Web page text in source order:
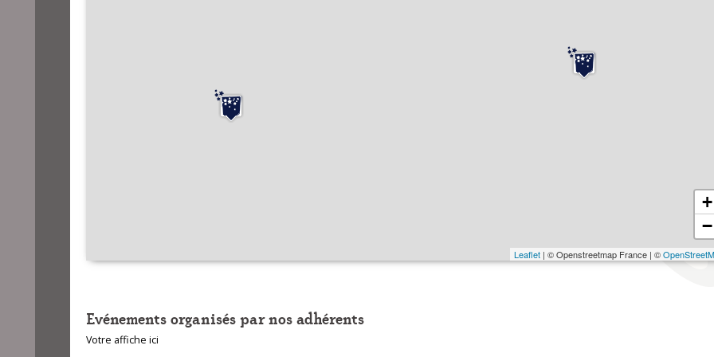
+
−
Leaflet| © Openstreetmap France | ©
Evénements organisés par nos adhérents
Votre affiche ici